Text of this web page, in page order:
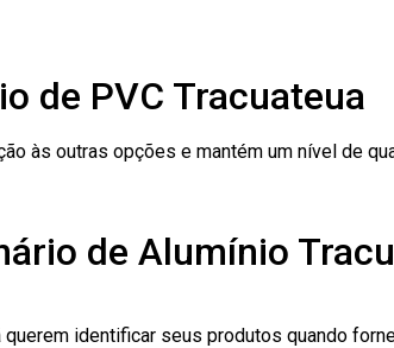
de PVC Tracuateua
às outras opções e mantém um nível de
de Alumínio
querem identificar seus produtos quando